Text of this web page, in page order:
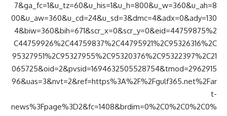
7&ga_fc=1&u_tz=60&u_his=1&u_h=800&u_w=360&u_ah=8
00&u_aw=360&u_cd=24&u_sd=3&dmc=4&adx=0&ady=130
4&biw=360&bih=671&scr_x=0&scr_y=0&eid=44759875%2
C44759926%2C44759837%2C44795921%2C95326316%2C
95327951%2C95327955%2C95320376%2C95322397%2C21
065725&oid=2&pvsid=1694632505528754&tmod=2962915
96&uas=3&nvt=2&ref=https%3A%2F%2Fgulf365.net%2Far
t-
news%3Fpage%3D2&fc=1408&brdim=0%2C0%2C0%2C0%